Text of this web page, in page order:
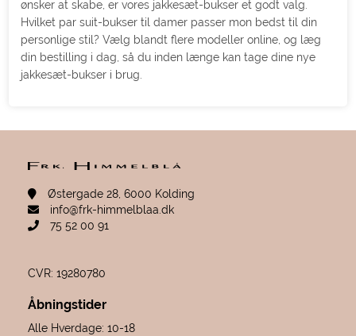
ønsker at skabe, er vores jakkesæt-bukser et godt valg.
Hvilket par suit-bukser til damer passer mon bedst til din
personlige stil? Vælg blandt flere modeller online, og læg
din bestilling i dag, så du inden længe kan tage dine nye
jakkesæt-bukser i brug.
Østergade 28, 6000 Kolding
info@frk-himmelblaa.dk
75 52 00 91
CVR: 19280780
Åbningstider
Alle Hverdage: 10-18